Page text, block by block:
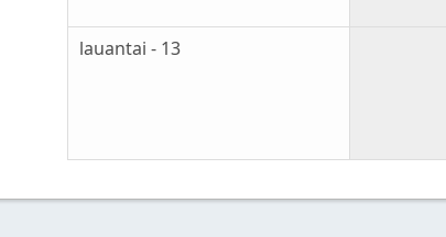
lauantai - 13